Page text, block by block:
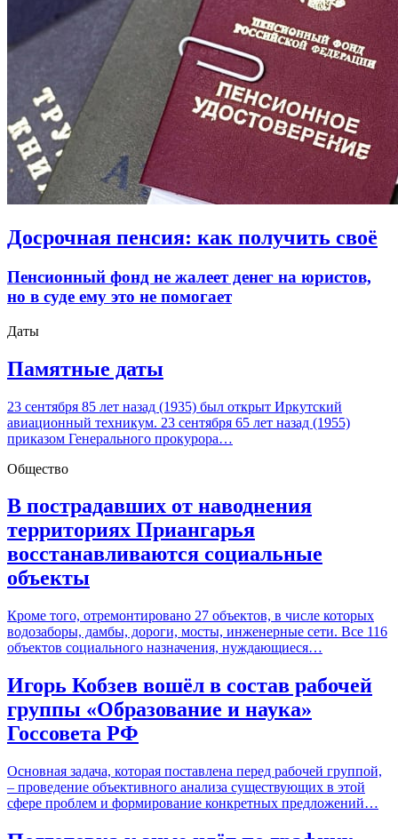
Досрочная пенсия: как получить своё
Пенсионный фонд не жалеет денег на юристов,
но в суде ему это не помогает
Даты
Памятные даты
23 сентября 85 лет назад (1935) был открыт Иркутский
авиационный техникум. 23 сентября 65 лет назад (1955)
приказом Генерального прокурора…
Общество
В пострадавших от наводнения
территориях Приангарья
восстанавливаются социальные
объекты
Кроме того, отремонтировано 27 объектов, в числе которых
водозаборы, дамбы, дороги, мосты, инженерные сети. Все 116
объектов социального назначения, нуждающиеся…
Игорь Кобзев вошёл в состав рабочей
группы «Образование и наука»
Госсовета РФ
Основная задача, которая поставлена перед рабочей группой,
– проведение объективного анализа существующих в этой
сфере проблем и формирование конкретных предложений…